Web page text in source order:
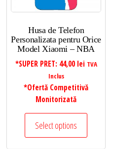
Husa de Telefon
Personalizata pentru Orice
Model Xiaomi – NBA
*SUPER PRET: 44,00 lei TVA
Inclus
*Ofertă Competitivă
Monitorizată
Select options